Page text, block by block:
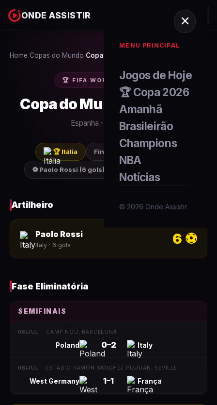
ONDE ASSISTIR
MENU PRINCIPAL
Jogos de Hoje
🏆 Copa 2026
Amanhã
Brasileirão
Champions
NBA
Notícias
© 2026 Onde Assistir
Home Copas do Mundo Copa 1982
🏆 FIFA WORLD CUP1982
Copa do Mundo FIFA
Espanha · seleções
🏆Itália Final: Alemanha
⚽Paolo Rossi (6 gols)
Artilheiro
Paolo Rossi
Italy · 6 gols 6 ⚽
Fase Eliminatória
SEMIFINAIS
08/JUL · CAMP NOU, BARCELONA
Poland 0–2 Italy
08/JUL · ESTADIO RAMÓN SÁNCHEZ PIZJUÁN, SEVILLE
West Germany 1–1 França